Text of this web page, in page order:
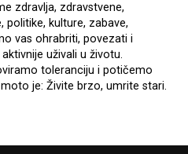
zdravlja, zdravstvene,
politike, kulture, zabave,
vas ohrabriti, povezati i
uživali u životu.
toleranciju i potičemo
je: Živite brzo, umrite stari.